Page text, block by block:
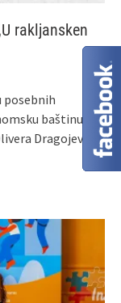
rakljansken
posebnih
baštinu,
Dragojevića.